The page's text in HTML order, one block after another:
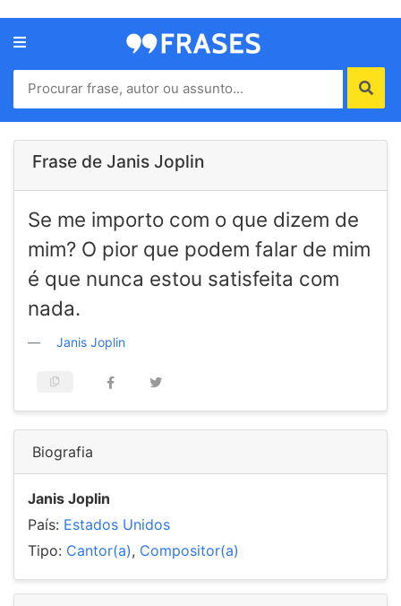
Menu
Home
Autores
de
Contato
Frase de Janis Joplin
Se me importo com o que dizem de
mim? O pior que podem falar de mim
é que nunca estou satisfeita com
nada.
Janis Joplin
Biografia
Janis Joplin
País: Estados Unidos
Tipo: Cantor(a), Compositor(a)